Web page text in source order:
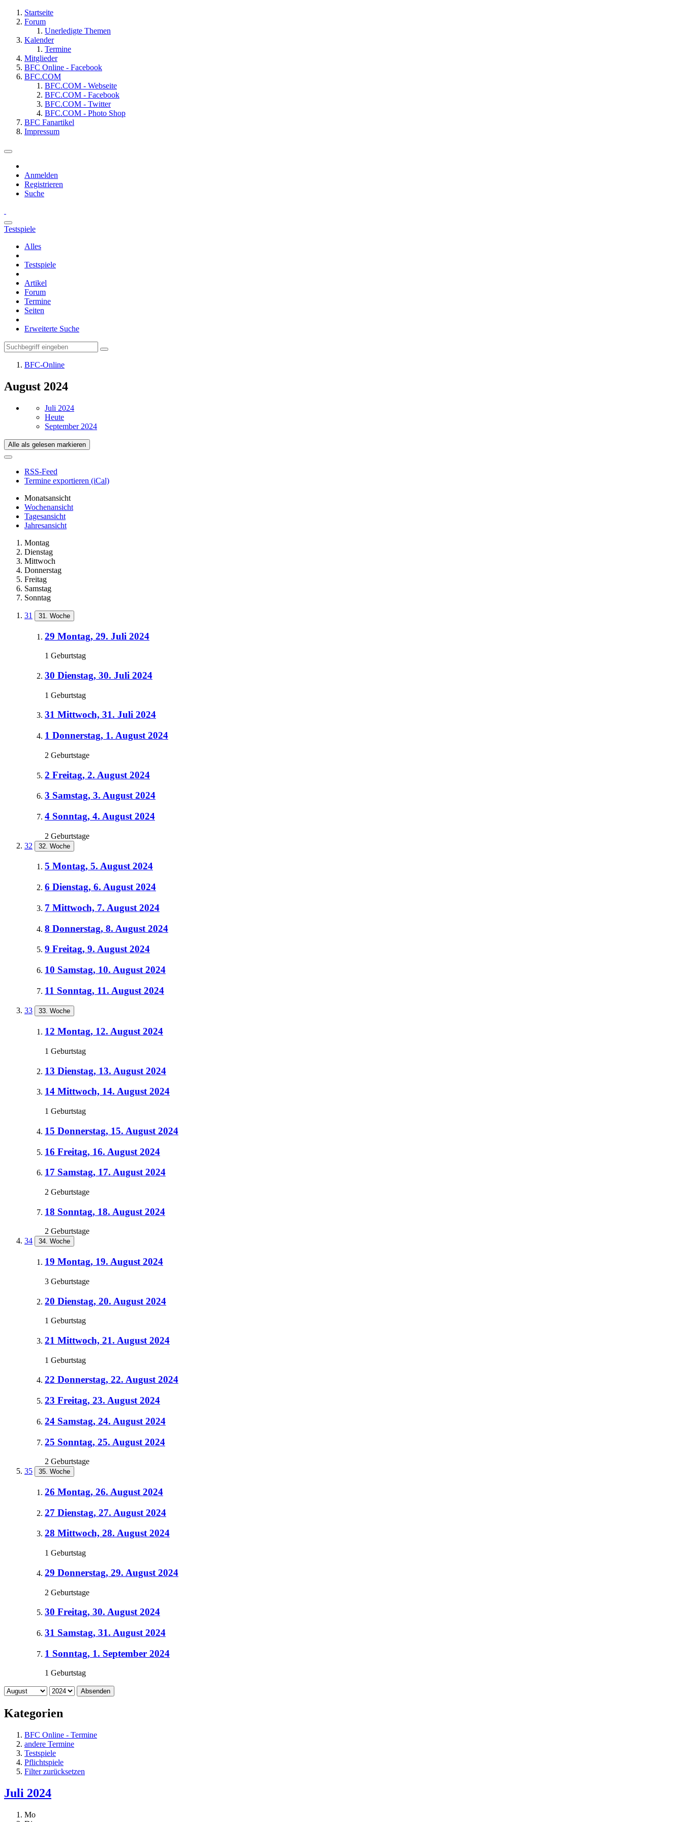
Startseite
Forum
Unerledigte Themen
Kalender
Termine
Mitglieder
BFC Online - Facebook
BFC.COM
BFC.COM - Webseite
BFC.COM - Facebook
BFC.COM - Twitter
BFC.COM - Photo Shop
BFC Fanartikel
Impressum
Anmelden
Registrieren
Suche
Testspiele
Alles
Testspiele
Artikel
Forum
Termine
Seiten
Erweiterte Suche
BFC-Online
August 2024
Juli 2024
Heute
September 2024
Alle als gelesen markieren
RSS-Feed
Termine exportieren (iCal)
Monatsansicht
Wochenansicht
Tagesansicht
Jahresansicht
Montag
Dienstag
Mittwoch
Donnerstag
Freitag
Samstag
Sonntag
31 31. Woche
29 Montag, 29. Juli 2024
1 Geburtstag
30 Dienstag, 30. Juli 2024
1 Geburtstag
31 Mittwoch, 31. Juli 2024
1 Donnerstag, 1. August 2024
2 Geburtstage
2 Freitag, 2. August 2024
3 Samstag, 3. August 2024
4 Sonntag, 4. August 2024
2 Geburtstage
32
32. Woche
5 Montag, 5. August 2024
6 Dienstag, 6. August 2024
7 Mittwoch, 7. August 2024
8 Donnerstag, 8. August 2024
9 Freitag, 9. August 2024
10 Samstag, 10. August 2024
11 Sonntag, 11. August 2024
33 33. Woche
12 Montag, 12. August 2024
1 Geburtstag
13 Dienstag, 13. August 2024
14 Mittwoch, 14. August 2024
1 Geburtstag
15 Donnerstag, 15. August 2024
16 Freitag, 16. August 2024
17 Samstag, 17. August 2024
2 Geburtstage
18 Sonntag, 18. August 2024
2 Geburtstage
34
34. Woche
19 Montag, 19. August 2024
3 Geburtstage
20 Dienstag, 20. August 2024
1 Geburtstag
21 Mittwoch, 21. August 2024
1 Geburtstag
22 Donnerstag, 22. August 2024
23 Freitag, 23. August 2024
24 Samstag, 24. August 2024
25 Sonntag, 25. August 2024
2 Geburtstage
35
35. Woche
26 Montag, 26. August 2024
27 Dienstag, 27. August 2024
28 Mittwoch, 28. August 2024
1 Geburtstag
29 Donnerstag, 29. August 2024
2 Geburtstage
30 Freitag, 30. August 2024
31 Samstag, 31. August 2024
1 Sonntag, 1. September 2024
1 Geburtstag
Absenden
Kategorien
BFC Online - Termine
andere Termine
Testspiele
Pflichtspiele
Filter zurücksetzen
Juli 2024
Mo